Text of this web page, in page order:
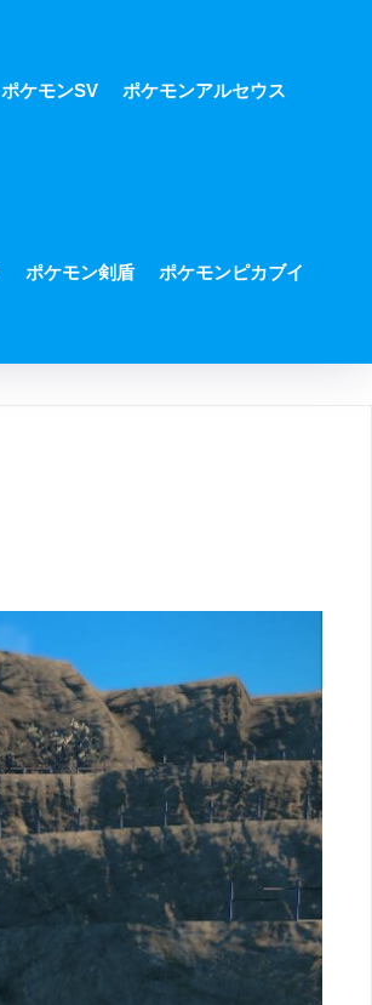
ポケモンSV ポケモンアルセウス
ポケモン剣盾 ポケモンピカブイ